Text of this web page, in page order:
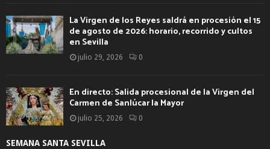
La Virgen de los Reyes saldrá en procesión el 15
de agosto de 2026: horario, recorrido y cultos
en Sevilla
julio 29, 2026 0
En directo: Salida procesional de la Virgen del
Carmen de Sanlúcar la Mayor
julio 25, 2026 0
SEMANA SANTA SEVILLA